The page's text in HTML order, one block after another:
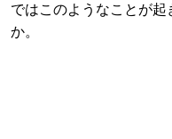
ではこのようなことが起
か。